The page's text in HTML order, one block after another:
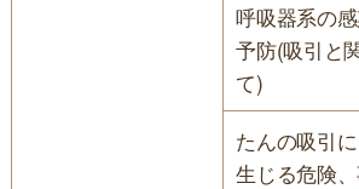
呼吸器系の
予防(吸引と
て)
たんの吸引
生じる危険